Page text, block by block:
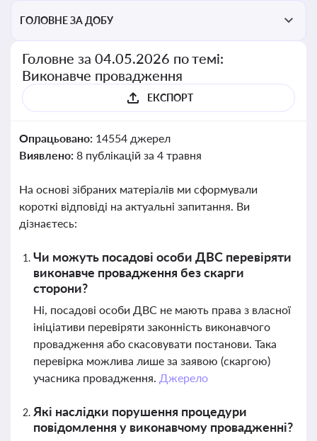
ГОЛОВНЕ ЗА ДОБУ
Головне за 04.05.2026 по темі:
Виконавче провадження
ЕКСПОРТ
Опрацьовано: 14554 джерел
Виявлено: 8 публікацій за 4 травня
На основі зібраних матеріалів ми сформували
короткі відповіді на актуальні запитання. Ви
дізнаєтесь:
Чи можуть посадові особи ДВС перевіряти
виконавче провадження без скарги
сторони?
Ні, посадові особи ДВС не мають права з власної
ініціативи перевіряти законність виконавчого
провадження або скасовувати постанови. Така
перевірка можлива лише за заявою (скаргою)
учасника провадження. Джерело
Які наслідки порушення процедури
повідомлення у виконавчому провадженні?